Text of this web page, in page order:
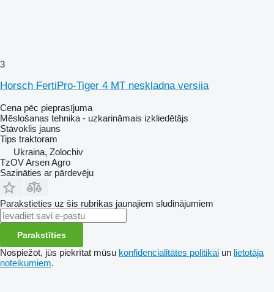
3
Horsch FertiPro-Tiger 4 MT neskladna versiia
Cena pēc pieprasījuma
Mēslošanas tehnika - uzkarināmais izkliedētājs
Stāvoklis jauns
Tips traktoram
Ukraina, Zolochiv
TzOV Arsen Agro
Sazināties ar pārdevēju
Parakstieties uz šis rubrikas jaunajiem sludinājumiem
Parakstīties
Nospiežot, jūs piekrītat mūsu konfidencialitātes politikai un lietotāja
noteikumiem.